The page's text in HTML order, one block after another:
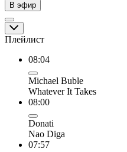
В эфир
Плейлист
08:04
Michael Buble
Whatever It Takes
08:00
Donati
Nao Diga
07:57